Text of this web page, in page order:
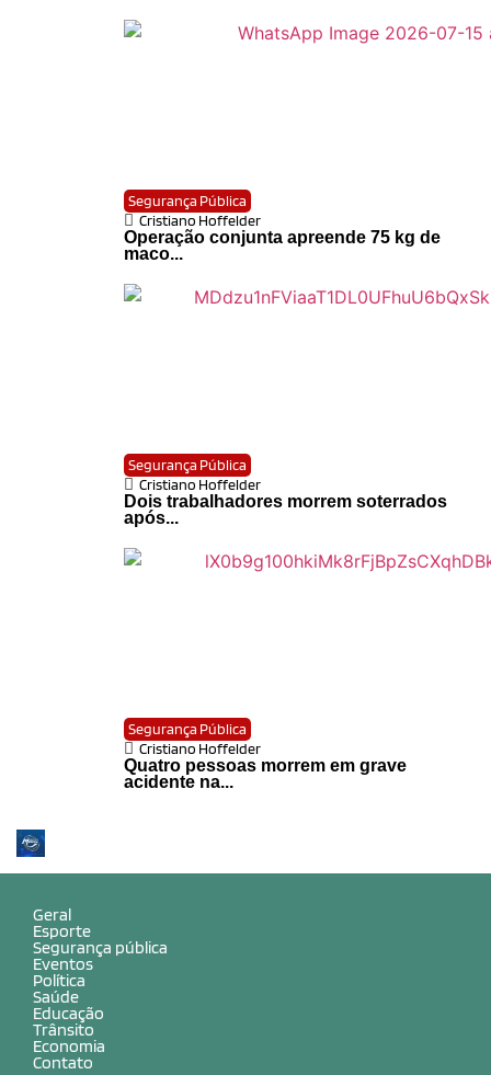
Segurança Pública
Cristiano Hoffelder
Operação conjunta apreende 75 kg de
maco...
Segurança Pública
Cristiano Hoffelder
Dois trabalhadores morrem soterrados
após...
Segurança Pública
Cristiano Hoffelder
Quatro pessoas morrem em grave
acidente na...
Geral
Esporte
Segurança pública
Eventos
Política
Saúde
Educação
Trânsito
Economia
Contato